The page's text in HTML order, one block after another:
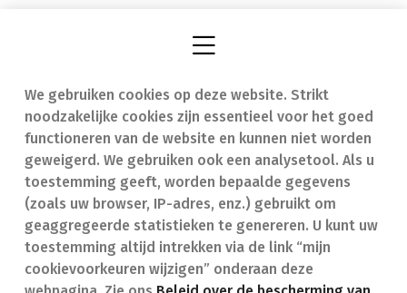
We gebruiken cookies op deze website. Strikt
noodzakelijke cookies zijn essentieel voor het goed
functioneren van de website en kunnen niet worden
geweigerd. We gebruiken ook een analysetool. Als u
toestemming geeft, worden bepaalde gegevens
(zoals uw browser, IP-adres, enz.) gebruikt om
geaggregeerde statistieken te genereren. U kunt uw
toestemming altijd intrekken via de link “mijn
cookievoorkeuren wijzigen” onderaan deze
Vind een apotheek
Onze expertise
Ziekten
Geneesmiddelen
In geval van nood
Contact
Veelgestelde vragen
(FAQ)